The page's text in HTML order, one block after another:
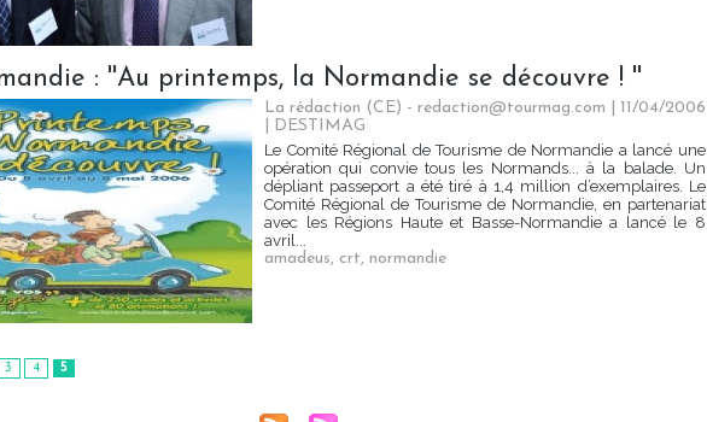
: ''Au printemps, la Normandie se découvre ! ''
La rédaction (CE) - redaction@tourmag.com | 11/04/2006
DESTIMAG
Le Comité Régional de Tourisme de Normandie a lancé une
opération qui convie tous les Normands... à la balade. Un
dépliant passeport a été tiré à 1,4 million d’exemplaires. Le
Comité Régional de Tourisme de Normandie, en partenariat
avec les Régions Haute et Basse-Normandie a lancé le 8
avril...
amadeus, crt, normandie
3 4 5